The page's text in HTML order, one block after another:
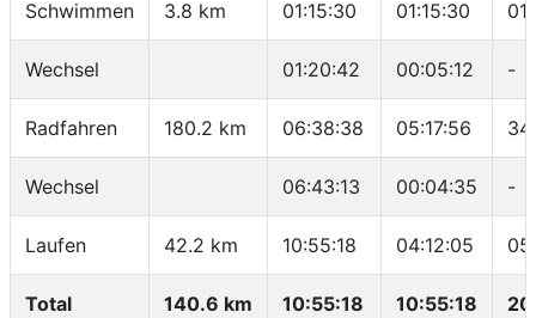
Schwimmen 3.8 km 01:15:30 01:15:30
Wechsel 01:20:42 00:05:12 -
Radfahren 180.2 km 06:38:38 05:17:56
Wechsel 06:43:13 00:04:35 -
Laufen 42.2 km 10:55:18 04:12:05
Total 140.6 km 10:55:18 10:55:18